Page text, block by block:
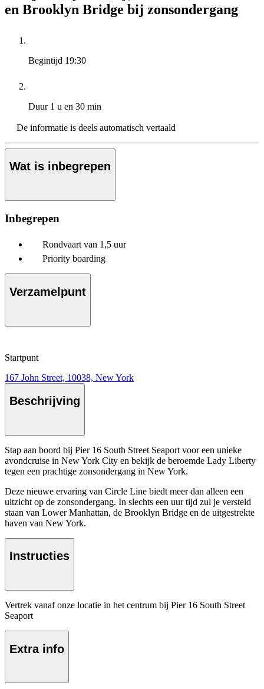
en Brooklyn Bridge bij zonsondergang
Begintijd 19:30
Duur 1 u en 30 min
De informatie is deels automatisch vertaald
Wat is inbegrepen
Inbegrepen
Rondvaart van 1,5 uur
Priority boarding
Verzamelpunt
Startpunt
167 John Street, 10038, New York
Beschrijving
Stap aan boord bij Pier 16 South Street Seaport voor een unieke
avondcruise in New York City en bekijk de beroemde Lady Liberty
tegen een prachtige zonsondergang in New York.
Deze nieuwe ervaring van Circle Line biedt meer dan alleen een
uitzicht op de zonsondergang. In slechts een uur tijd zul je versteld
staan van Lower Manhattan, de Brooklyn Bridge en de uitgestrekte
haven van New York.
Instructies
Vertrek vanaf onze locatie in het centrum bij Pier 16 South Street
Seaport
Extra info